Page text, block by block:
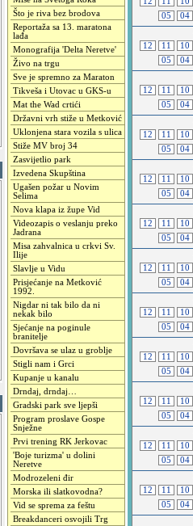
Što je riva bez brodova
Reportaža sa 13. maratona
lađa
Monografija 'Delta Neretve'
Živo na trgu
Sve je spremno za Maraton
Tikveša i Utovac u GKS-u
Mat the Wad crtići
Državni vrh stiže u Metković
Uklonjena stara vozila s ulica
Stiže MV broj 34
Zasvijetlio park
Izvedena Skupština
Ugašen požar u Novim
Selima
Nova klapa iz župe Vid
Videozapis o veslanju preko
Jadrana
Misa zahvalnica u crkvi Sv.
Ilije
Slavlje u Vidu
Prisjećanje na Metković
1992.
Nigdar ni tak bilo da ni
nekak bilo
Sjećanje na poginule
branitelje
Dovršava se ulaz u groblje
Stigli nam i Grci
Kupanje u kanalu
Drndaj, drndaj…
Gradski park sve ljepši
Program proslave Gospe
Snježne
Prvi trening RK Jerkovac
'Boje turizma' u dolini
Neretve
Modrozeleni đir
Morska ili slatkovodna?
Vid se sprema za feštu
Breakdanceri osvojili Trg
05
04
12
11 10
05
04
12
11 10
05
04
12
11 10
05
04
12
11 10
05
04
12
11 10
05
04
12
11 10
05
04
12
11 10
05
04
12
11 10
05
04
12
11 10
05
04
12
11 10
05
04
12
11 10
05
04